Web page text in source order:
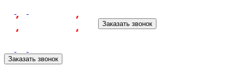
Заказать звонок
Заказать звонок